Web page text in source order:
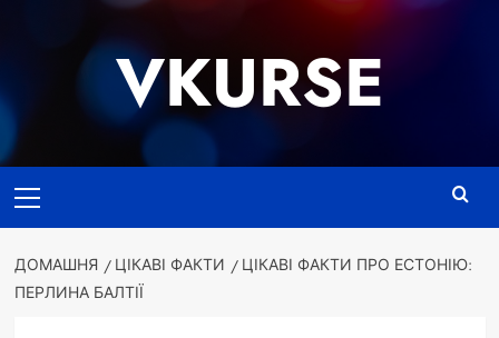
VKURSE
меню
ДОМАШНЯ ЦІКАВІ ФАКТИ
ЦІКАВІ ФАКТИ ПРО ЕСТОНІЮ:
ПЕРЛИНА БАЛТІЇ